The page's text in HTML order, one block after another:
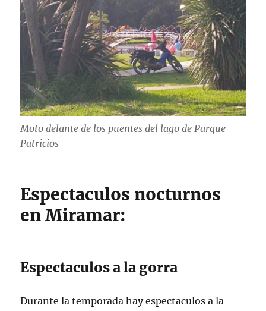
Moto delante de los puentes del lago de Parque
Patricios
Espectaculos nocturnos
en Miramar:
Espectaculos a la gorra
Durante la temporada hay espectaculos a la